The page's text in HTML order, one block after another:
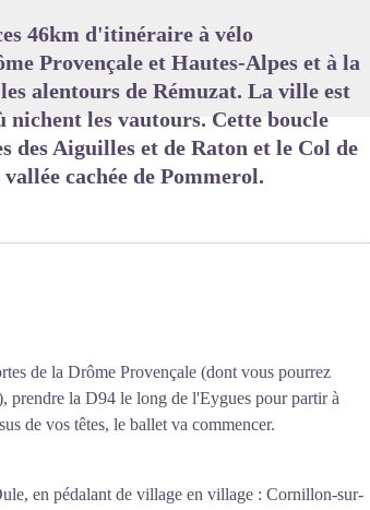
46km d'itinéraire à vélo
Provençale et Hautes-Alpes et à la
alentours de Rémuzat. La ville est
les vautours. Cette boucle
des Aiguilles et de Raton et le Col de
cachée de Pommerol.
de la Drôme Provençale (dont vous pourrez
prendre la D94 le long de l'Eygues pour partir à
de vos têtes, le ballet va commencer.
en pédalant de village en village : Cornillon-sur-